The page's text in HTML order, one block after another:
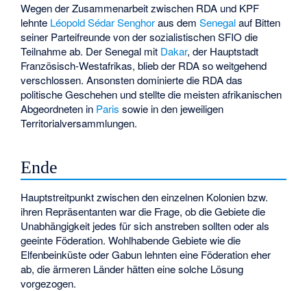
Wegen der Zusammenarbeit zwischen RDA und KPF
lehnte Léopold Sédar Senghoraus demSenegalauf Bitten
seiner Parteifreunde von der sozialistischen SFIO die
Teilnahme ab. Der Senegal mit Dakar, der Hauptstadt
Französisch-Westafrikas, blieb der RDA so weitgehend
verschlossen. Ansonsten dominierte die RDA das
politische Geschehen und stellte die meisten afrikanischen
Abgeordneten in Paris sowie in den jeweiligen
Territorialversammlungen.
Ende
Hauptstreitpunkt zwischen den einzelnen Kolonien bzw.
ihren Repräsentanten war die Frage, ob die Gebiete die
Unabhängigkeit jedes für sich anstreben sollten oder als
geeinte Föderation. Wohlhabende Gebiete wie die
Elfenbeinküste oder Gabun lehnten eine Föderation eher
ab, die ärmeren Länder hätten eine solche Lösung
vorgezogen.